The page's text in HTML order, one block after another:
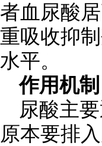
者血尿酸
重吸收抑
水平。
作用机制
尿酸主
原本要排